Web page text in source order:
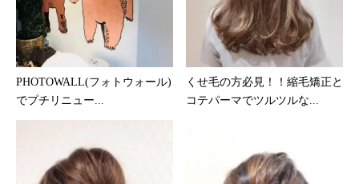
PHOTOWALL(フォトウォール)
でプチリニュー...
くせ毛の方必見！！縮毛矯正と
コテパーマでツルツルな...